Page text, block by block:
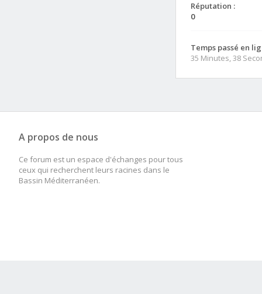
Réputation :
0
Temps passé en
35 Minutes, 38
A propos de nous
Ce forum est un espace d'échanges pour tous
ceux qui recherchent leurs racines dans le
Bassin Méditerranéen.